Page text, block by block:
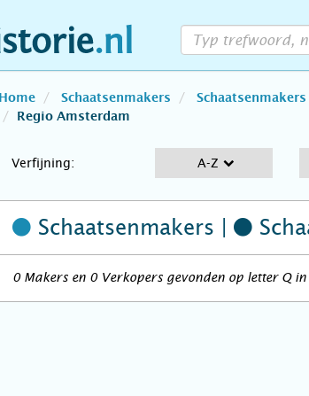
Home Schaatsenmakers
Regio Amsterdam
Verfijning: A-Z
Schaatsenmakers |
0 Makers en 0 Verkopers gevonden op letter Q